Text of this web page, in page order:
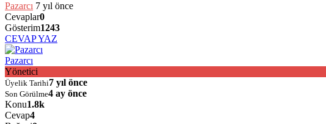
Pazarcı 7 yıl önce
Cevaplar0
Gösterim1243
CEVAP YAZ
Pazarcı
Yönetici
Üyelik Tarihi7 yıl önce
Son Görülme4 ay önce
Konu1.8k
Cevap4